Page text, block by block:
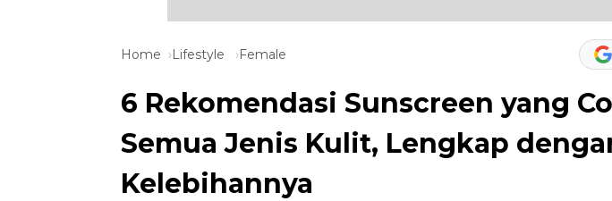
Home Lifestyle Female
6 Rekomendasi Sunscreen yang
Semua Jenis Kulit, Lengkap
Kelebihannya